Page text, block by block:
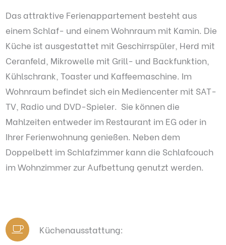
Das attraktive Ferienappartement besteht aus
einem Schlaf- und einem Wohnraum mit Kamin. Die
Küche ist ausgestattet mit Geschirrspüler, Herd mit
Ceranfeld, Mikrowelle mit Grill- und Backfunktion,
Kühlschrank, Toaster und Kaffeemaschine. Im
Wohnraum befindet sich ein Mediencenter mit SAT-
TV, Radio und DVD-Spieler. Sie können die
Mahlzeiten entweder im Restaurant im EG oder in
Ihrer Ferienwohnung genießen. Neben dem
Doppelbett im Schlafzimmer kann die Schlafcouch
im Wohnzimmer zur Aufbettung genutzt werden.
Küchenausstattung: